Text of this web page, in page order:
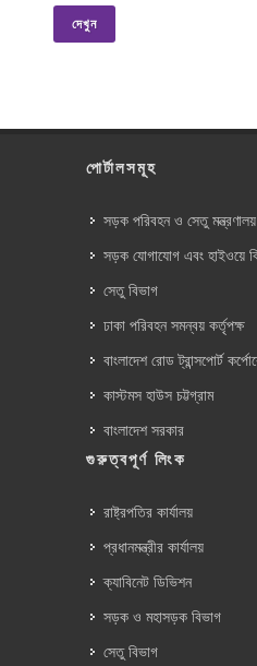
দেখুন
পোর্টালসমূহ
সড়ক পরিবহন ও সেতু মন্ত্রণালয়
সড়ক যোগাযোগ এবং হাইওয়ে
সেতু বিভাগ
ঢাকা পরিবহন সমন্বয় কর্তৃপক্ষ
বাংলাদেশ রোড ট্রান্সপোর্ট
কাস্টমস হাউস চট্টগ্রাম
বাংলাদেশ সরকার
গুরুত্বপূর্ণ লিংক
রাষ্ট্রপতির কার্যালয়
প্রধানমন্ত্রীর কার্যালয়
ক্যাবিনেট ডিভিশন
সড়ক ও মহাসড়ক বিভাগ
সেতু বিভাগ